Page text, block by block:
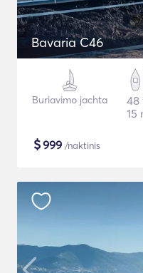
Bavaria C46
Buriavimo jachta
48
15
$999 /naktinis